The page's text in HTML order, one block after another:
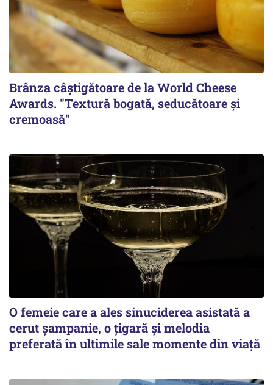
Brânza câștigătoare de la World Cheese
Awards. "Textură bogată, seducătoare și
cremoasă"
O femeie care a ales sinuciderea asistată a
cerut șampanie, o țigară și melodia
preferată în ultimile sale momente din viață